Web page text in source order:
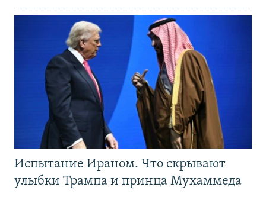
Испытание Ираном. Что скрывают
улыбки Трампа и принца Мухаммеда